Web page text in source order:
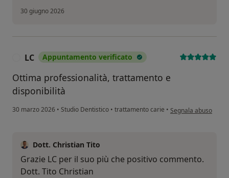
30 giugno 2026
LC Appuntamento verificato
Ottima professionalità, trattamento e
disponibilità
30 marzo 2026 • Studio Dentistico • trattamento carie • secondo l'opinione
Segnala abuso
Dott. Christian Tito
Grazie LC per il suo più che positivo commento.
Dott. Tito Christian